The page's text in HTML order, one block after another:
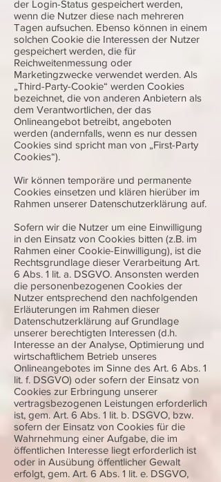
der Login-Status gespeichert werden,
wenn die Nutzer diese nach mehreren
Tagen aufsuchen. Ebenso können in einem
solchen Cookie die Interessen der Nutzer
gespeichert werden, die für
Reichweitenmessung oder
Marketingzwecke verwendet werden. Als
„Third-Party-Cookie“ werden Cookies
bezeichnet, die von anderen Anbietern als
dem Verantwortlichen, der das
Onlineangebot betreibt, angeboten
werden (andernfalls, wenn es nur dessen
Cookies sind spricht man von „First-Party
Cookies“).
Wir können temporäre und permanente
Cookies einsetzen und klären hierüber im
Rahmen unserer Datenschutzerklärung auf.
Sofern wir die Nutzer um eine Einwilligung
in den Einsatz von Cookies bitten (z.B. im
Rahmen einer Cookie-Einwilligung), ist die
Rechtsgrundlage dieser Verarbeitung Art.
6 Abs. 1 lit. a. DSGVO. Ansonsten werden
die personenbezogenen Cookies der
Nutzer entsprechend den nachfolgenden
Erläuterungen im Rahmen dieser
Datenschutzerklärung auf Grundlage
unserer berechtigten Interessen (d.h.
Interesse an der Analyse, Optimierung und
wirtschaftlichem Betrieb unseres
Onlineangebotes im Sinne des Art. 6 Abs. 1
lit. f. DSGVO) oder sofern der Einsatz von
Cookies zur Erbringung unserer
vertragsbezogenen Leistungen erforderlich
ist, gem. Art. 6 Abs. 1 lit. b. DSGVO, bzw.
sofern der Einsatz von Cookies für die
Wahrnehmung einer Aufgabe, die im
öffentlichen Interesse liegt erforderlich ist
oder in Ausübung öffentlicher Gewalt
erfolgt, gem. Art. 6 Abs. 1 lit. e. DSGVO,